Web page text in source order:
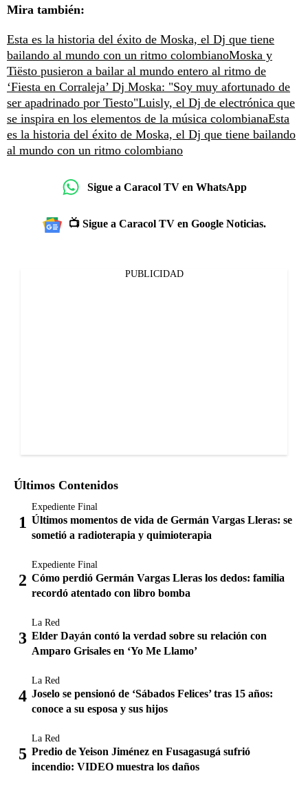
Mira también:
Esta es la historia del éxito de Moska, el Dj que tiene
bailando al mundo con un ritmo colombianoMoska y
Tiësto pusieron a bailar al mundo entero al ritmo de
‘Fiesta en Corraleja’ Dj Moska: "Soy muy afortunado de
ser apadrinado por Tiesto"Luisly, el Dj de electrónica que
se inspira en los elementos de la música colombianaEsta
es la historia del éxito de Moska, el Dj que tiene bailando
al mundo con un ritmo colombiano
Sigue a Caracol TV en WhatsApp
📺 Sigue a Caracol TV en Google Noticias.
PUBLICIDAD
Últimos Contenidos
Expediente Final
Últimos momentos de vida de Germán Vargas Lleras: se
sometió a radioterapia y quimioterapia
Expediente Final
Cómo perdió Germán Vargas Lleras los dedos: familia
recordó atentado con libro bomba
La Red
Elder Dayán contó la verdad sobre su relación con
Amparo Grisales en ‘Yo Me Llamo’
La Red
Joselo se pensionó de ‘Sábados Felices’ tras 15 años:
conoce a su esposa y sus hijos
La Red
Predio de Yeison Jiménez en Fusagasugá sufrió
incendio: VIDEO muestra los daños